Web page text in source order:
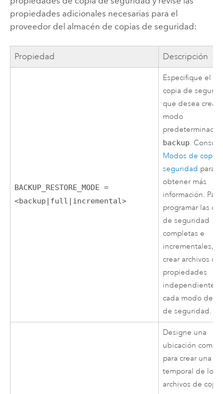
propiedades adicionales necesarias para el
proveedor del almacén de copias de seguridad:
Propiedad Descripción
BACKUP_RESTORE_MODE =
<backup|full|incremental>
Especifique el
copia de
que desea crear.
modo
predeterminado
backup.
Modos de copia
seguridad para
obtener más
información. Para
programar las
de seguridad
completas e
incrementales,
crear archivos de
propiedades
independientes
cada modo de
de seguridad.
Designe una
ubicación
para crear una
temporal de los
archivos de